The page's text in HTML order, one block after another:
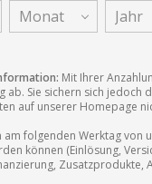
Monat Jahr
Mit Ihrer
ab. Sie sichern sich jedoch
auf unserer Homepage
am folgenden Werktag von
können (Einlösung,
Zusatzprodukte,